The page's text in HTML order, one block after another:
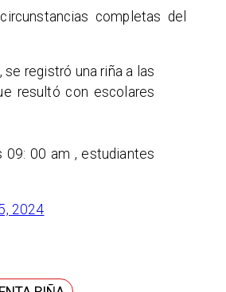
completas del
registró una riña a las
resultó con escolares
09: 00 am , estudiantes
2024